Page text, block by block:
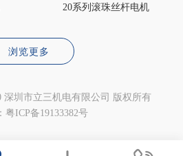
20系列滚珠丝杆电机
浏览更多
深圳市立三机电有限公司 版权所有
粤ICP备19133382号